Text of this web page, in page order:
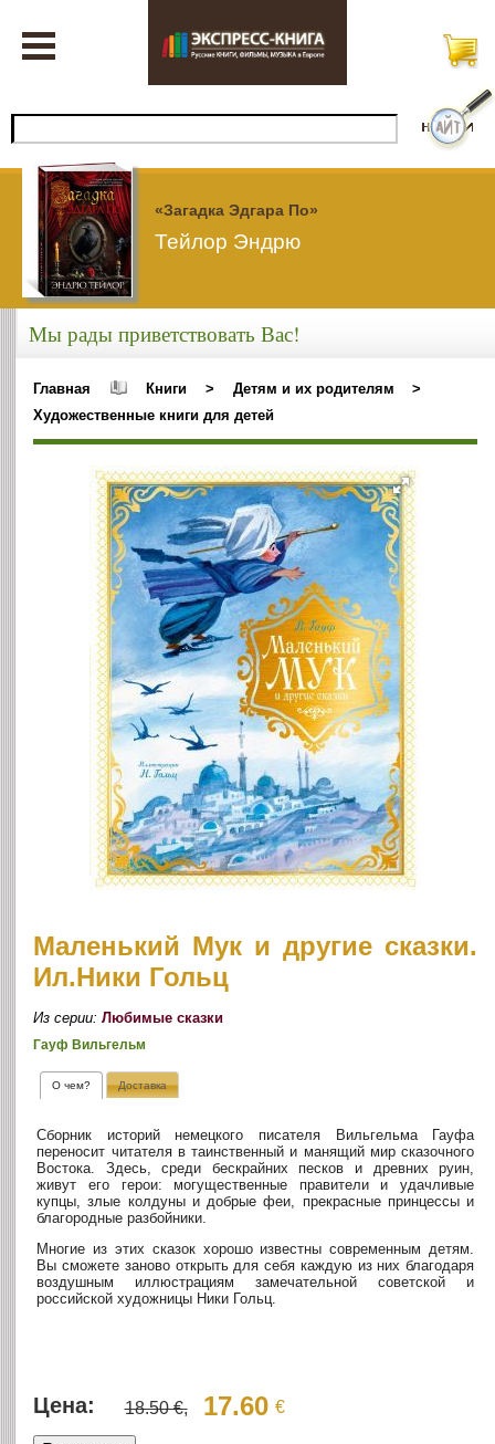
«Загадка Эдгара По»
Тейлор Эндрю
Мы рады приветствовать Вас!
Главная Книги > Детям и их родителям
>
Художественные книги для детей
Маленький Мук и другие сказки.
Ил.Ники Гольц
Из серии:Любимые сказки
Гауф Вильгельм
О чем? Доставка
Сборник историй немецкого писателя Вильгельма Гауфа
переносит читателя в таинственный и манящий мир сказочного
Востока. Здесь, среди бескрайних песков и древних руин,
живут его герои: могущественные правители и удачливые
купцы, злые колдуны и добрые феи, прекрасные принцессы и
благородные разбойники.
Многие из этих сказок хорошо известны современным детям.
Вы сможете заново открыть для себя каждую из них благодаря
воздушным иллюстрациям замечательной советской и
российской художницы Ники Гольц.
Цена: 18.50 €, 17.60 €